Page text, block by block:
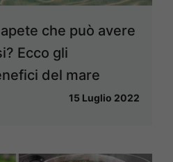
che può avere
Ecco gli
del mare
15 Luglio 2022